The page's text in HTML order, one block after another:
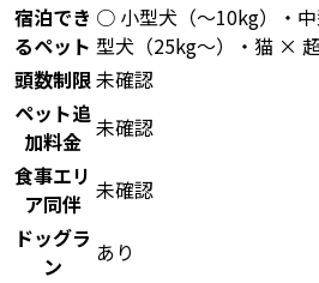
宿泊でき
るペット
○ 小型犬（〜10kg）・
型犬（25kg〜）・猫 ×
頭数制限未確認
ペット追
加料金 未確認
食事エリ
ア同伴 未確認
ドッグラ
ン
あり